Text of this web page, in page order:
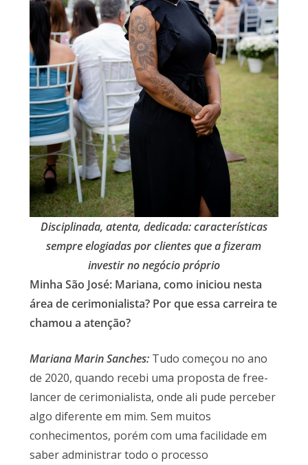
Disciplinada, atenta, dedicada: características
sempre elogiadas por clientes que a fizeram
investir no negócio próprio
Minha São José: Mariana, como iniciou nesta
área de cerimonialista? Por que essa carreira te
chamou a atenção?
Mariana Marin Sanches: Tudo começou no ano
de 2020, quando recebi uma proposta de free-
lancer de cerimonialista, onde ali pude perceber
algo diferente em mim. Sem muitos
conhecimentos, porém com uma facilidade em
saber administrar todo o processo